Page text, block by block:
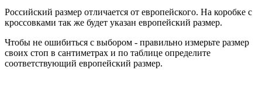
Российский размер отличается от европейского. На коробке с
кроссовками так же будет указан европейский размер.
Чтобы не ошибиться с выбором - правильно измерьте размер
своих стоп в сантиметрах и по таблице определите
соответствующий европейский размер.